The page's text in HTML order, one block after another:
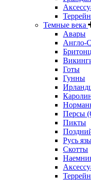
Террейн
Темные века
Авары
Англо-
Готы
Гунны
Персы
Пикты
Русь
Скотты
Террейн